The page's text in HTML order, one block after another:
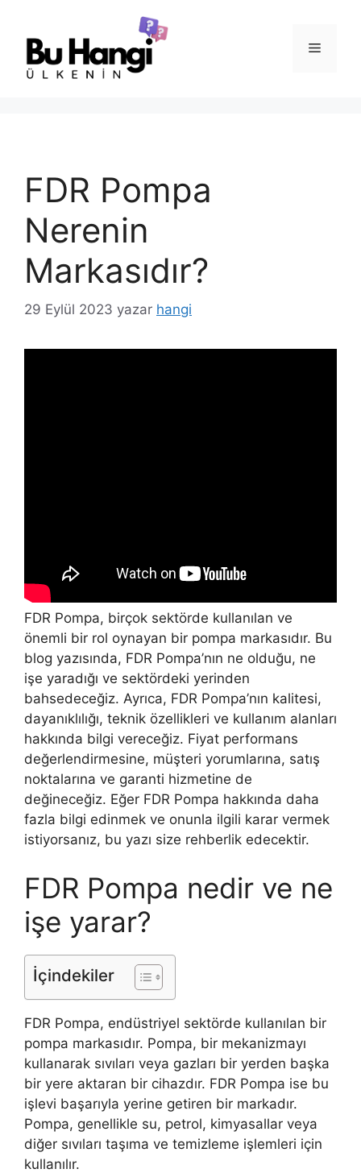
Menü
FDR Pompa
Nerenin
Markasıdır?
29 Eylül 2023 yazar hangi
FDR Pompa, birçok sektörde kullanılan ve
önemli bir rol oynayan bir pompa markasıdır. Bu
blog yazısında, FDR Pompa’nın ne olduğu, ne
işe yaradığı ve sektördeki yerinden
bahsedeceğiz. Ayrıca, FDR Pompa’nın kalitesi,
dayanıklılığı, teknik özellikleri ve kullanım alanları
hakkında bilgi vereceğiz. Fiyat performans
değerlendirmesine, müşteri yorumlarına, satış
noktalarına ve garanti hizmetine de
değineceğiz. Eğer FDR Pompa hakkında daha
fazla bilgi edinmek ve onunla ilgili karar vermek
istiyorsanız, bu yazı size rehberlik edecektir.
FDR Pompa nedir ve ne
işe yarar?
İçindekiler
FDR Pompa, endüstriyel sektörde kullanılan bir
pompa markasıdır. Pompa, bir mekanizmayı
kullanarak sıvıları veya gazları bir yerden başka
bir yere aktaran bir cihazdır. FDR Pompa ise bu
işlevi başarıyla yerine getiren bir markadır.
Pompa, genellikle su, petrol, kimyasallar veya
diğer sıvıları taşıma ve temizleme işlemleri için
kullanılır.